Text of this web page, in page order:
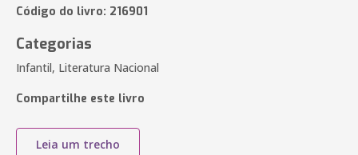
Código do livro: 216901
Categorias
Infantil, Literatura Nacional
Compartilhe este livro
Leia um trecho